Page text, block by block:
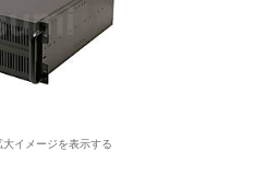
イメージを表示する